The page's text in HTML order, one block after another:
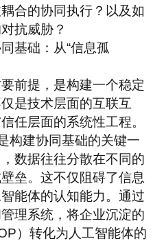
合的协同执行？以及如
抗威胁？
基础：从“信息孤
前提，是构建一个稳定
是技术层面的互联互
任层面的系统性工程。
构建协同基础的关键一
数据往往分散在不同的
垒。这不仅阻碍了信息
能体的认知能力。通过
理系统，将企业沉淀的
）转化为人工智能体的